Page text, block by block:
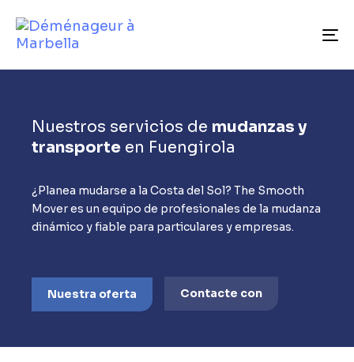
Nuestros servicios de mudanzas y
transporte en Fuengirola
¿Planea mudarse a la Costa del Sol? The Smooth
Mover es un equipo de profesionales de la mudanza
dinámico y fiable para particulares y empresas.
Nuestra oferta Contacte con